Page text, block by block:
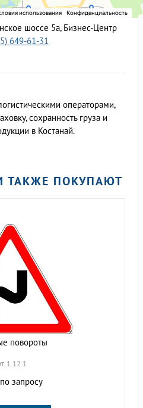
шоссе 5а, Бизнес-Центр
649-61-31
операторами,
сохранность груза и
в Костанай.
ТАКЖЕ ПОКУПАЮТ
повороты
1.12.1
запросу